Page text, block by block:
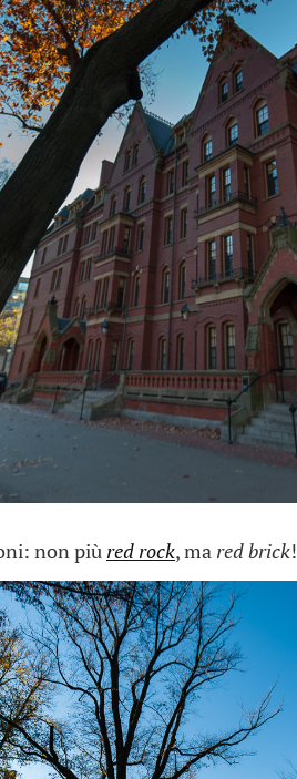
non piùred rock, ma red brick!